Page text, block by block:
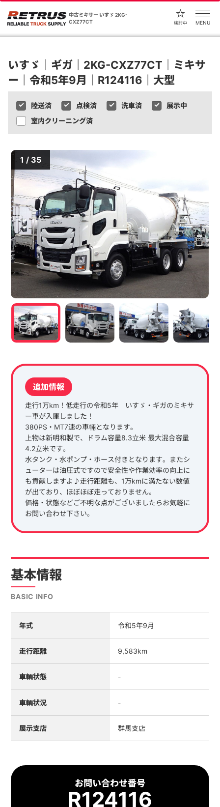
中古ミキサー いすゞ 2KG-
CXZ77CT
検討中 MENU
いすゞ｜ギガ｜2KG-CXZ77CT｜ミキサ
ー｜令和5年9月｜R124116｜大型
陸送済 点検済 洗車済
展示中
室内クリーニング済
1 / 35
追加情報
走行1万km！低走行の令和5年 いすゞ・ギガのミキサ
ー車が入庫しました！
380PS・MT7速の車輛となります。
上物は新明和製で、ドラム容量8.3立米 最大混合容量
4.2立米です。
水タンク・水ポンプ・ホース付きとなります。またシ
ューターは油圧式ですので安全性や作業効率の向上に
も貢献しますよ♪走行距離も、1万kmに満たない数値
が出ており、ほぼほぼ走っておりません。
価格・状態などご不明な点がございましたらお気軽に
お問い合わせ下さい。
基本情報
BASIC INFO
年式 令和5年9月
走行距離 9,583km
車輌状態 -
車輌状況 -
展示支店 群馬支店
お問い合わせ番号
R124116